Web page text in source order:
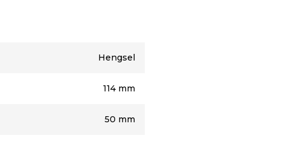
Hengsel
114 mm
50 mm